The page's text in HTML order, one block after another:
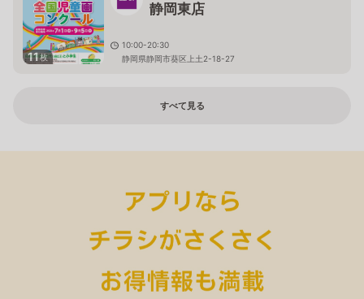
11枚
静岡東店
10:00-20:30
静岡県静岡市葵区上土2-18-27
すべて見る